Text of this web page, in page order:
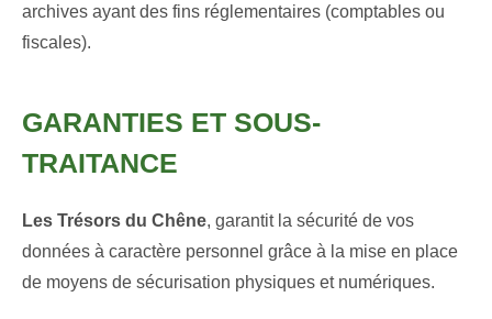
archives ayant des fins réglementaires (comptables ou
fiscales).
GARANTIES ET SOUS-
TRAITANCE
Les Trésors du Chêne, garantit la sécurité de vos
données à caractère personnel grâce à la mise en place
de moyens de sécurisation physiques et numériques.